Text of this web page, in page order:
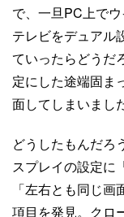
で、一旦PC上で
テレビをデュアル
ていったらどうだ
定にした途端固ま
面してしまいまし
どうしたもんだろ
スプレイの設定に
「左右とも同じ
項目を発見。クロ